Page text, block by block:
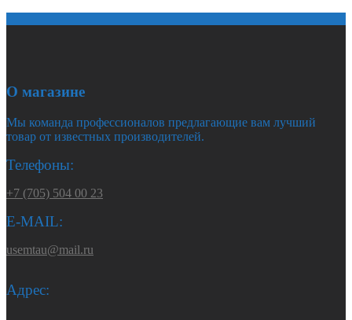
О магазине
Мы команда профессионалов предлагающие вам лучший
товар от известных производителей.
Телефоны:
+7 (705) 504 00 23
E-MAIL:
usemtau@mail.ru
Адрес: